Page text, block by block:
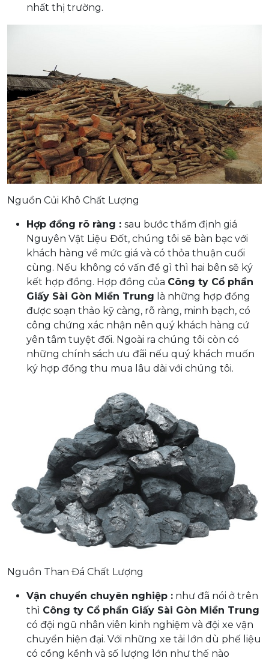
nhất thị trường.
Nguồn Củi Khô Chất Lượng
Hợp đồng rõ ràng : sau bước thẩm định giá
Nguyên Vật Liệu Đốt, chúng tôi sẽ bàn bạc với
khách hàng về mức giá và có thỏa thuận cuối
cùng. Nếu không có vấn đề gì thì hai bên sẽ ký
kết hợp đồng. Hợp đồng của Công ty Cổ phần
Giấy Sài Gòn Miền Trung là những hợp đồng
được soạn thảo kỹ càng, rõ ràng, minh bạch, có
công chứng xác nhận nên quý khách hàng cứ
yên tâm tuyệt đối. Ngoài ra chúng tôi còn có
những chính sách ưu đãi nếu quý khách muốn
ký hợp đồng thu mua lâu dài với chúng tôi.
Nguồn Than Đá Chất Lượng
Vận chuyển chuyên nghiệp : như đã nói ở trên
thì Công ty Cổ phần Giấy Sài Gòn Miền Trung
có đội ngũ nhân viên kinh nghiệm và đội xe vận
chuyển hiện đại. Với những xe tải lớn dù phế liệu
có cồng kềnh và số lượng lớn như thế nào